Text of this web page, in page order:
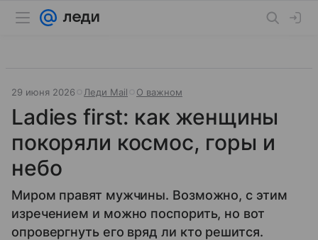
29 июня 2026 Леди Mail О важном
Ladies first: как женщины
покоряли космос, горы и
небо
Миром правят мужчины. Возможно, с этим
изречением и можно поспорить, но вот
опровергнуть его вряд ли кто решится.